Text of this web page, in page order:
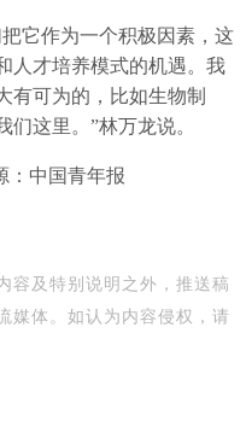
它作为一个积极因素，这
人才培养模式的机遇。我
有可为的，比如生物制
这里。”林万龙说。
中国青年报
容及特别说明之外，推送稿
媒体 。 如认为 内容侵权，请